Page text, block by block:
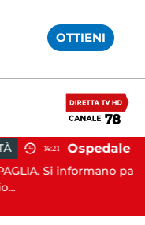
OTTIENI
pazienti e